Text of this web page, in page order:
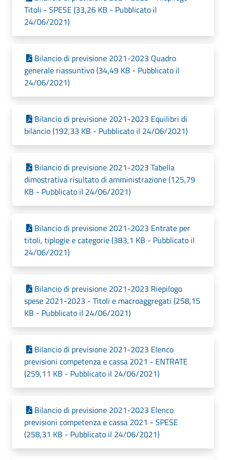
Titoli - SPESE (33,26 KB - Pubblicato il
24/06/2021)
Bilancio di previsione 2021-2023 Quadro
generale riassuntivo (34,49 KB - Pubblicato il
24/06/2021)
Bilancio di previsione 2021-2023 Equilibri di
bilancio (192,33 KB - Pubblicato il 24/06/2021)
Bilancio di previsione 2021-2023 Tabella
dimostrativa risultato di amministrazione (125,79
KB - Pubblicato il 24/06/2021)
Bilancio di previsione 2021-2023 Entrate per
titoli, tiplogie e categorie (383,1 KB - Pubblicato il
24/06/2021)
Bilancio di previsione 2021-2023 Riepilogo
spese 2021-2023 - Titoli e macroaggregati (258,15
KB - Pubblicato il 24/06/2021)
Bilancio di previsione 2021-2023 Elenco
previsioni competenza e cassa 2021 - ENTRATE
(259,11 KB - Pubblicato il 24/06/2021)
Bilancio di previsione 2021-2023 Elenco
previsioni competenza e cassa 2021 - SPESE
(258,31 KB - Pubblicato il 24/06/2021)